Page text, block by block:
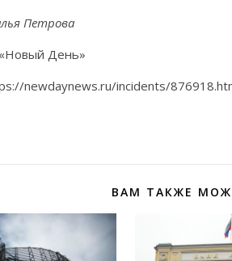
Петрова
День»
newdaynews.ru/incidents/
ВАМ ТАКЖЕ